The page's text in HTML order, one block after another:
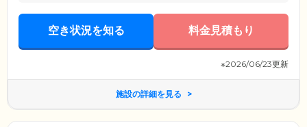
空き状況を知る 料金見積もり
※2026/06/23更新
施設の詳細を見る